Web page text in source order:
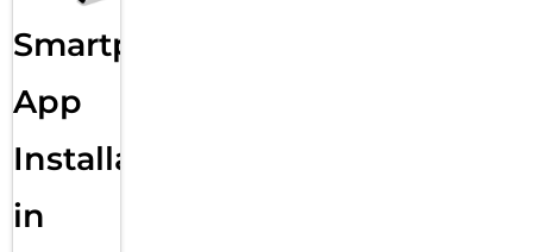
Smartphone
App
Installation
in